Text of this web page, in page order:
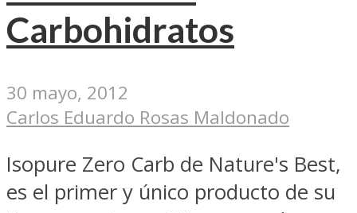
Carbohidratos
30 mayo, 2012
Carlos Eduardo Rosas Maldonado
Isopure Zero Carb de Nature's Best,
es el primer y único producto de su